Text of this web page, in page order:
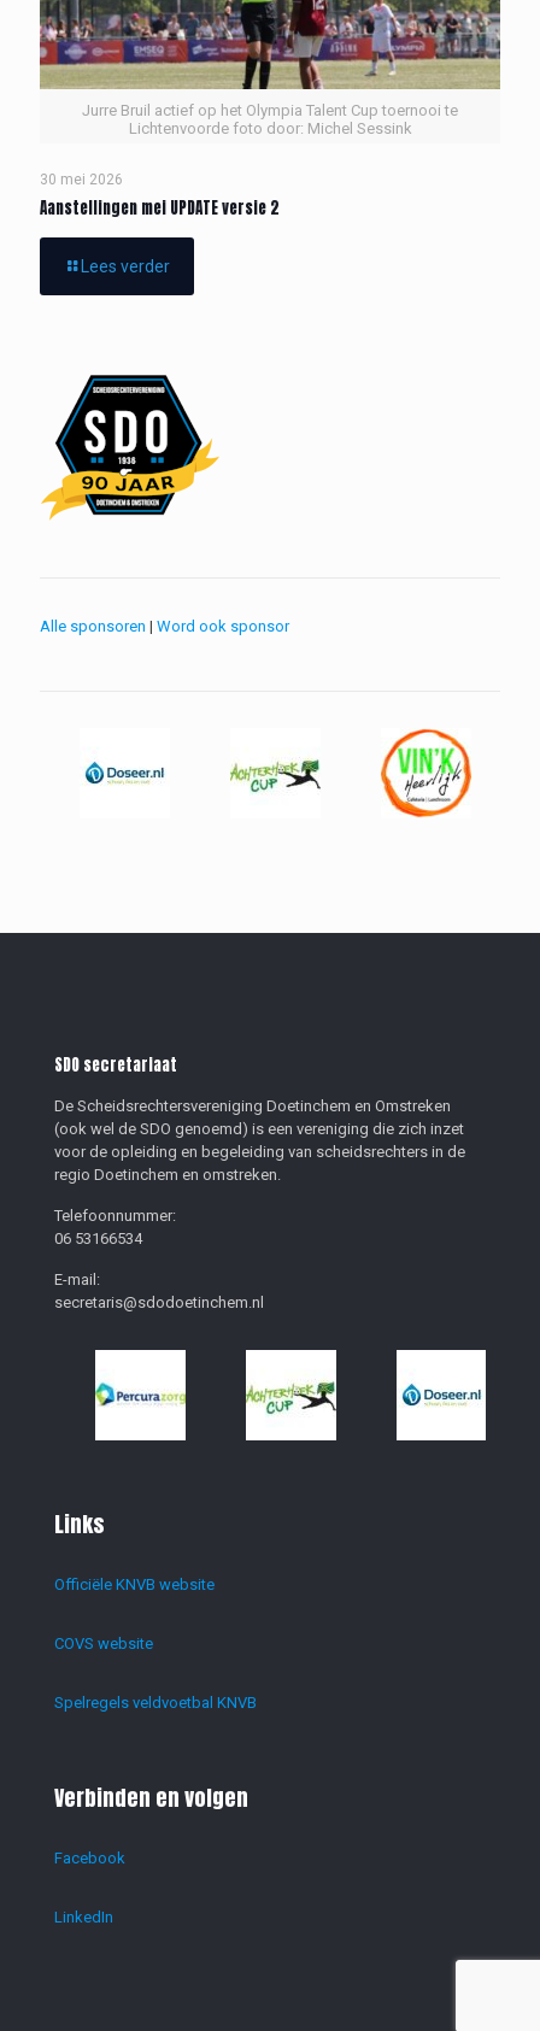
Jurre Bruil actief op het Olympia Talent Cup toernooi te
Lichtenvoorde foto door: Michel Sessink
30 mei 2026
Aanstellingen mei UPDATE versie 2
Lees verder
Alle sponsoren | Word ook sponsor
SDO secretariaat
De Scheidsrechtersvereniging Doetinchem en Omstreken
(ook wel de SDO genoemd) is een vereniging die zich inzet
voor de opleiding en begeleiding van scheidsrechters in de
regio Doetinchem en omstreken.
Telefoonnummer:
06 53166534
E-mail:
secretaris@sdodoetinchem.nl
Links
Officiële KNVB website
COVS website
Spelregels veldvoetbal KNVB
Verbinden en volgen
Facebook
LinkedIn